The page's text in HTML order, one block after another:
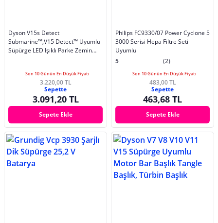
Dyson V15s Detect
Submarine™,V15 Detect™ Uyumlu
Süpürge LED Işıklı Parke Zemin
Son 10 Günün En Düşük Fiyatı
3.220,00 TL
Sepette
3.091,20 TL
Sepete Ekle
Philips FC9330/07 Power Cyclone 5
3000 Serisi Hepa Filtre Seti
Uyumlu
5
(2)
Son 10 Günün En Düşük Fiyatı
483,00 TL
Sepette
463,68 TL
Sepete Ekle